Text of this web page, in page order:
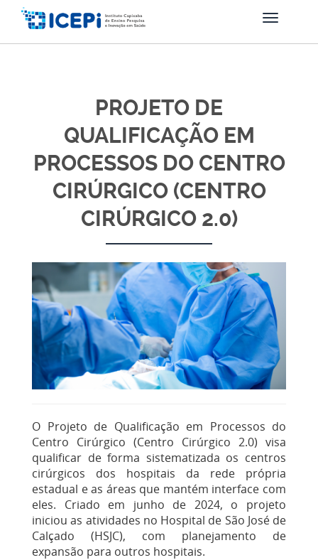
PROJETO DE
QUALIFICAÇÃO EM
PROCESSOS DO CENTRO
CIRÚRGICO (CENTRO
CIRÚRGICO 2.0)
O Projeto de Qualificação em Processos do
Centro Cirúrgico (Centro Cirúrgico 2.0) visa
qualificar de forma sistematizada os centros
cirúrgicos dos hospitais da rede própria
estadual e as áreas que mantém interface com
eles. Criado em junho de 2024, o projeto
iniciou as atividades no Hospital de São José de
Calçado (HSJC), com planejamento de
expansão para outros hospitais.